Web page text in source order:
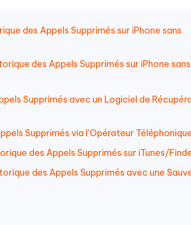
des Appels Supprimés sur iPhone sans
des Appels Supprimés sur iPhone sans
Supprimés avec un Logiciel de
Supprimés via l’Opérateur
des Appels Supprimés sur iTunes/
des Appels Supprimés avec une